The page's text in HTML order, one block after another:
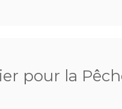
pour la